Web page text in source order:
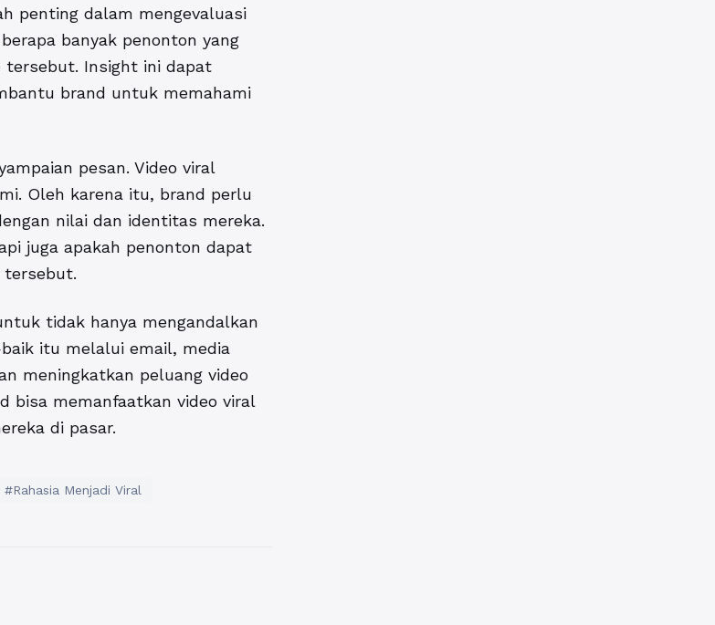
penting dalam mengevaluasi
banyak penonton yang
tersebut. Insight ini dapat
brand untuk memahami
pesan. Video viral
Oleh karena itu, brand perlu
nilai dan identitas mereka.
juga apakah penonton dapat
tersebut.
tidak hanya mengandalkan
itu melalui email, media
meningkatkan peluang video
bisa memanfaatkan video viral
di pasar.
#Rahasia Menjadi Viral